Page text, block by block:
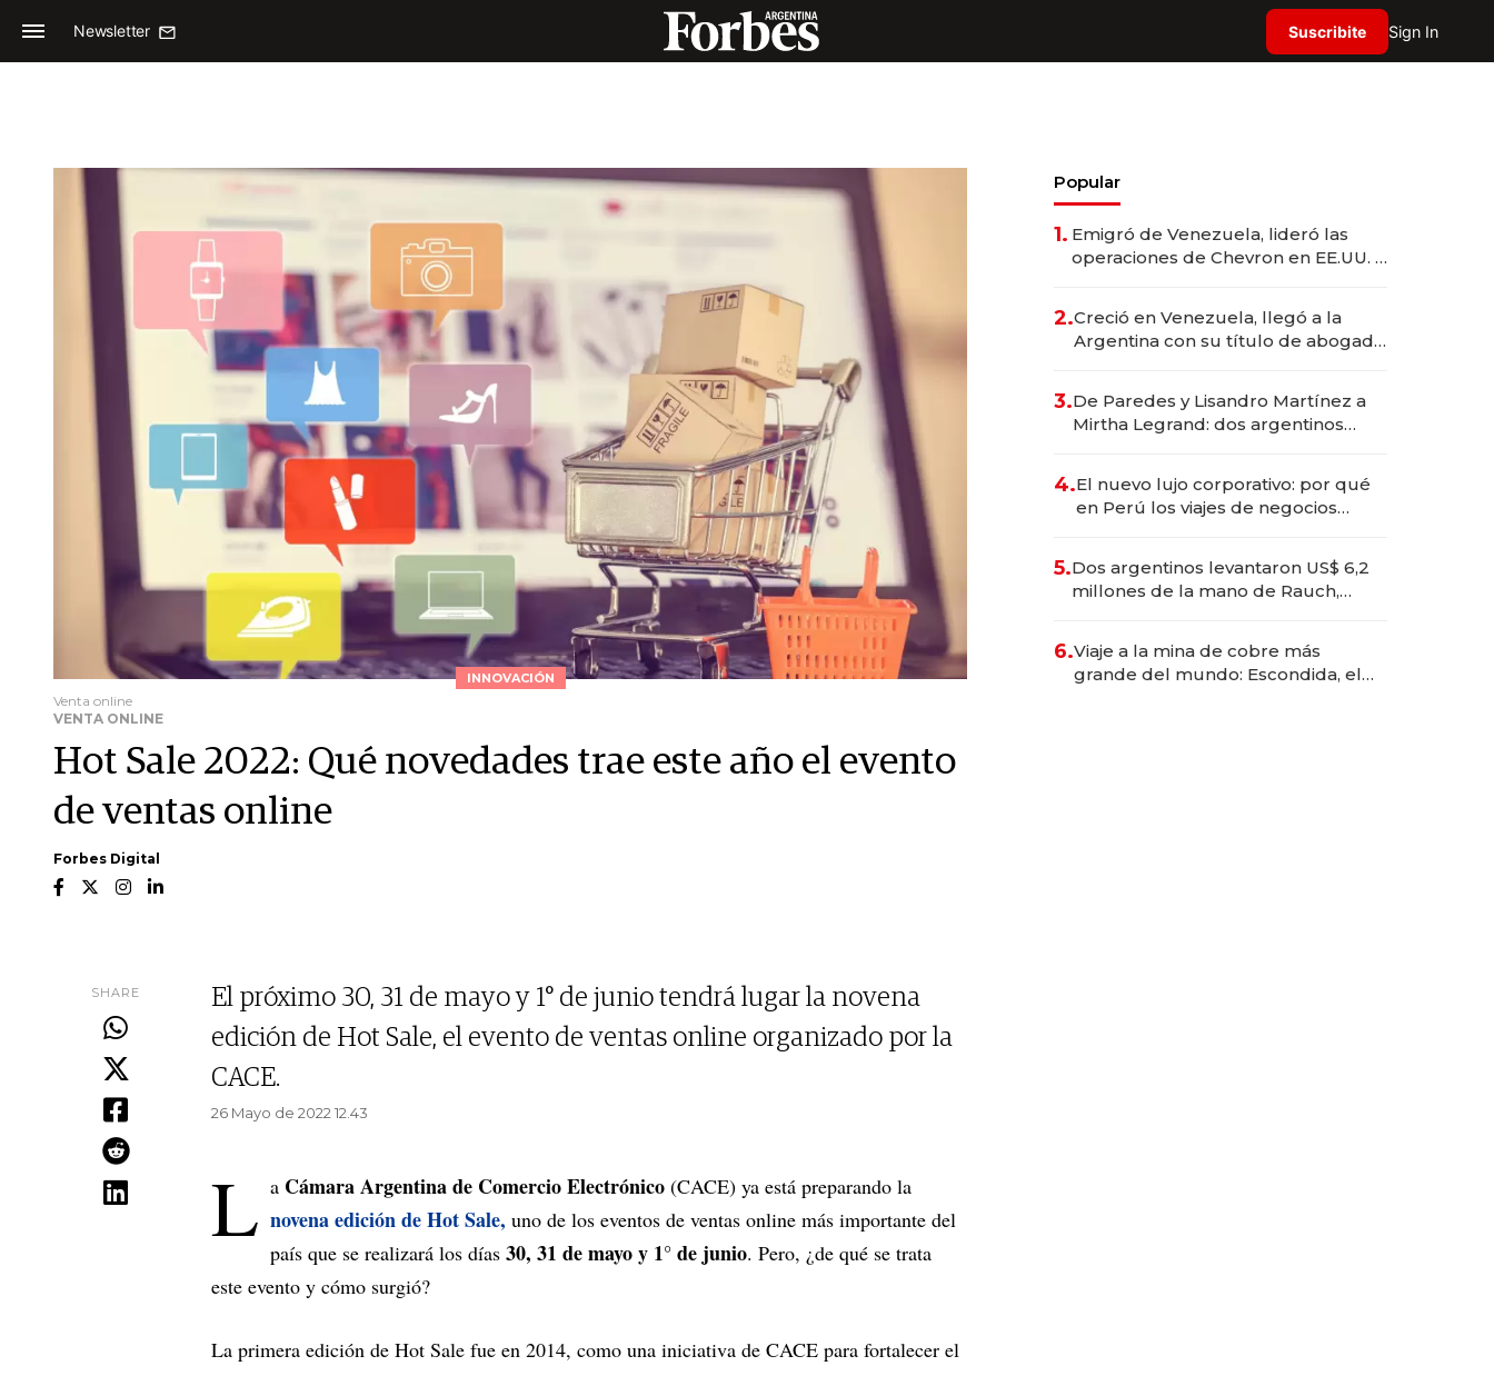
Newsletter Suscribite Sign In
INNOVACIÓN
Venta online
VENTA ONLINE
Hot Sale 2022: Qué novedades trae este año el evento
de ventas online
Forbes Digital
SHARE
El próximo 30, 31 de mayo y 1° de junio tendrá lugar la novena
edición de Hot Sale, el evento de ventas online organizado por la
CACE.
26 Mayo de 2022 12.43
L a Cámara Argentina de Comercio Electrónico (CACE) ya está preparando la
novena edición de Hot Sale, uno de los eventos de ventas online más importante del
país que se realizará los días 30, 31 de mayo y 1° de junio. Pero, ¿de qué se trata
este evento y cómo surgió?
La primera edición de Hot Sale fue en 2014, como una iniciativa de CACE para fortalecer el
Popular
1. Emigró de Venezuela, lideró las
operaciones de Chevron en EE.UU. y
2.Creció en Venezuela, llegó a la
Argentina con su título de abogado
marcas "fast premium"
3.De Paredes y Lisandro Martínez a
Mirtha Legrand: dos argentinos
4.El nuevo lujo corporativo: por qué
en Perú los viajes de negocios
transformadoras
5.Dos argentinos levantaron US$ 6,2
millones de la mano de Rauch,
6.Viaje a la mina de cobre más
grande del mundo: Escondida, el